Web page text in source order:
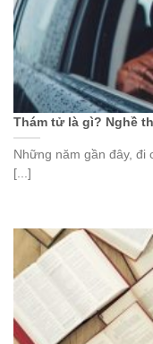
Thám tử là gì? Nghề
Những năm gần đây, đi
[...]